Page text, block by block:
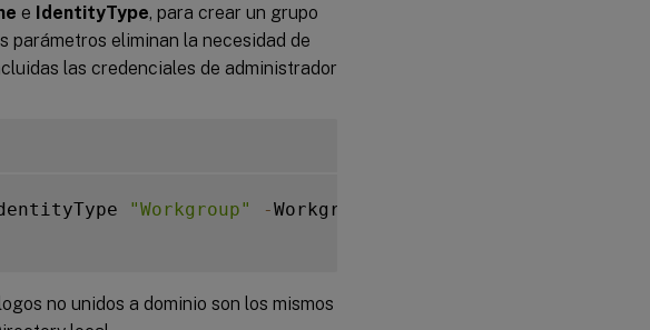
e IdentityType, para crear un grupo
parámetros eliminan la necesidad de
las credenciales de administrador
"Workgroup" -WorkgroupMachine
no unidos a dominio son los mismos